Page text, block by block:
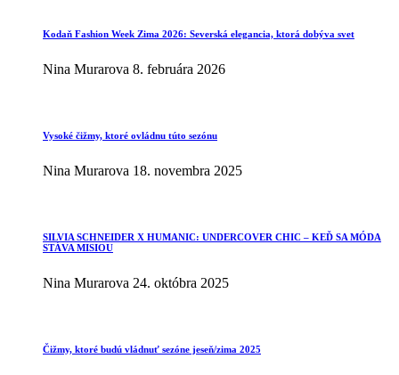
Kodaň Fashion Week Zima 2026: Severská elegancia, ktorá dobýva svet
Nina Murarova 8. februára 2026
Vysoké čižmy, ktoré ovládnu túto sezónu
Nina Murarova 18. novembra 2025
SILVIA SCHNEIDER X HUMANIC: UNDERCOVER CHIC – KEĎ SA MÓDA
STÁVA MISIOU
Nina Murarova 24. októbra 2025
Čižmy, ktoré budú vládnuť sezóne jeseň/zima 2025